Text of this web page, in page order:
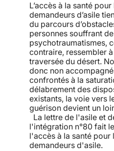
L’accès à la santé pour
demandeurs d’asile
du parcours
personnes souffrant de
psychotraumatismes,
contraire, ressembler
traversée du désert.
donc non
confrontés à la
délabrement des
existants, la voie vers
guérison devient un
La lettre de l'asile et
l'intégration n°80 fait
l'accès à la santé pour
demandeurs d'asile.